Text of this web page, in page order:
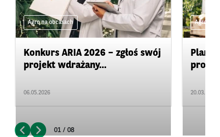
Agro na obcasach
Konkurs ARIA 2026 – zgłoś swój
projekt wdrażany...
06.05.2026
Agro na
Plan
20.03.2026
01 / 08